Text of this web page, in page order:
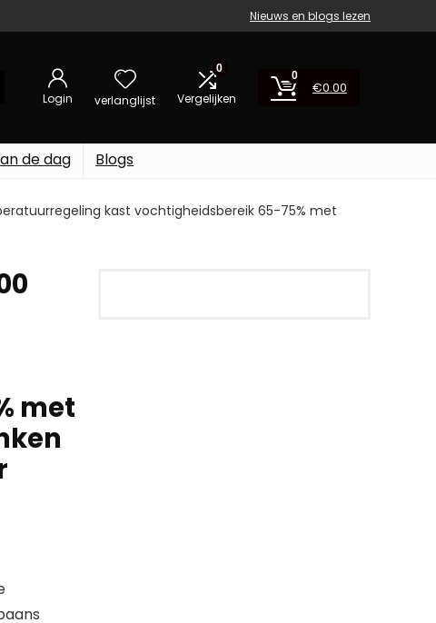
Nieuws en blogs lezen
Login verlanglijst
0
Vergelijken
0
€0.00
de dag Blogs
kast vochtigheidsbereik 65-75% met
met